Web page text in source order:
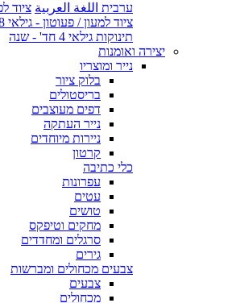
ערבית اللغة العربية ציוד
ציוד למעון / פעוטון - גילאי 1.9-2.8 שנה
תינוקות גילאי 4 חד' - שנה
יצירה ואומנות
נייר ומוצריו
בלוק ציור
בריסטולים
דפים מעוצבים
נייר העתקה
ניירות מיוחדים
קרטון
כלי כתיבה
עפרונות
עטים
טושים
מחקים וטיפקס
סרגלים ומחדדים
גירים
צבעים מכחולים ומברשות
צבעים
מכחולים